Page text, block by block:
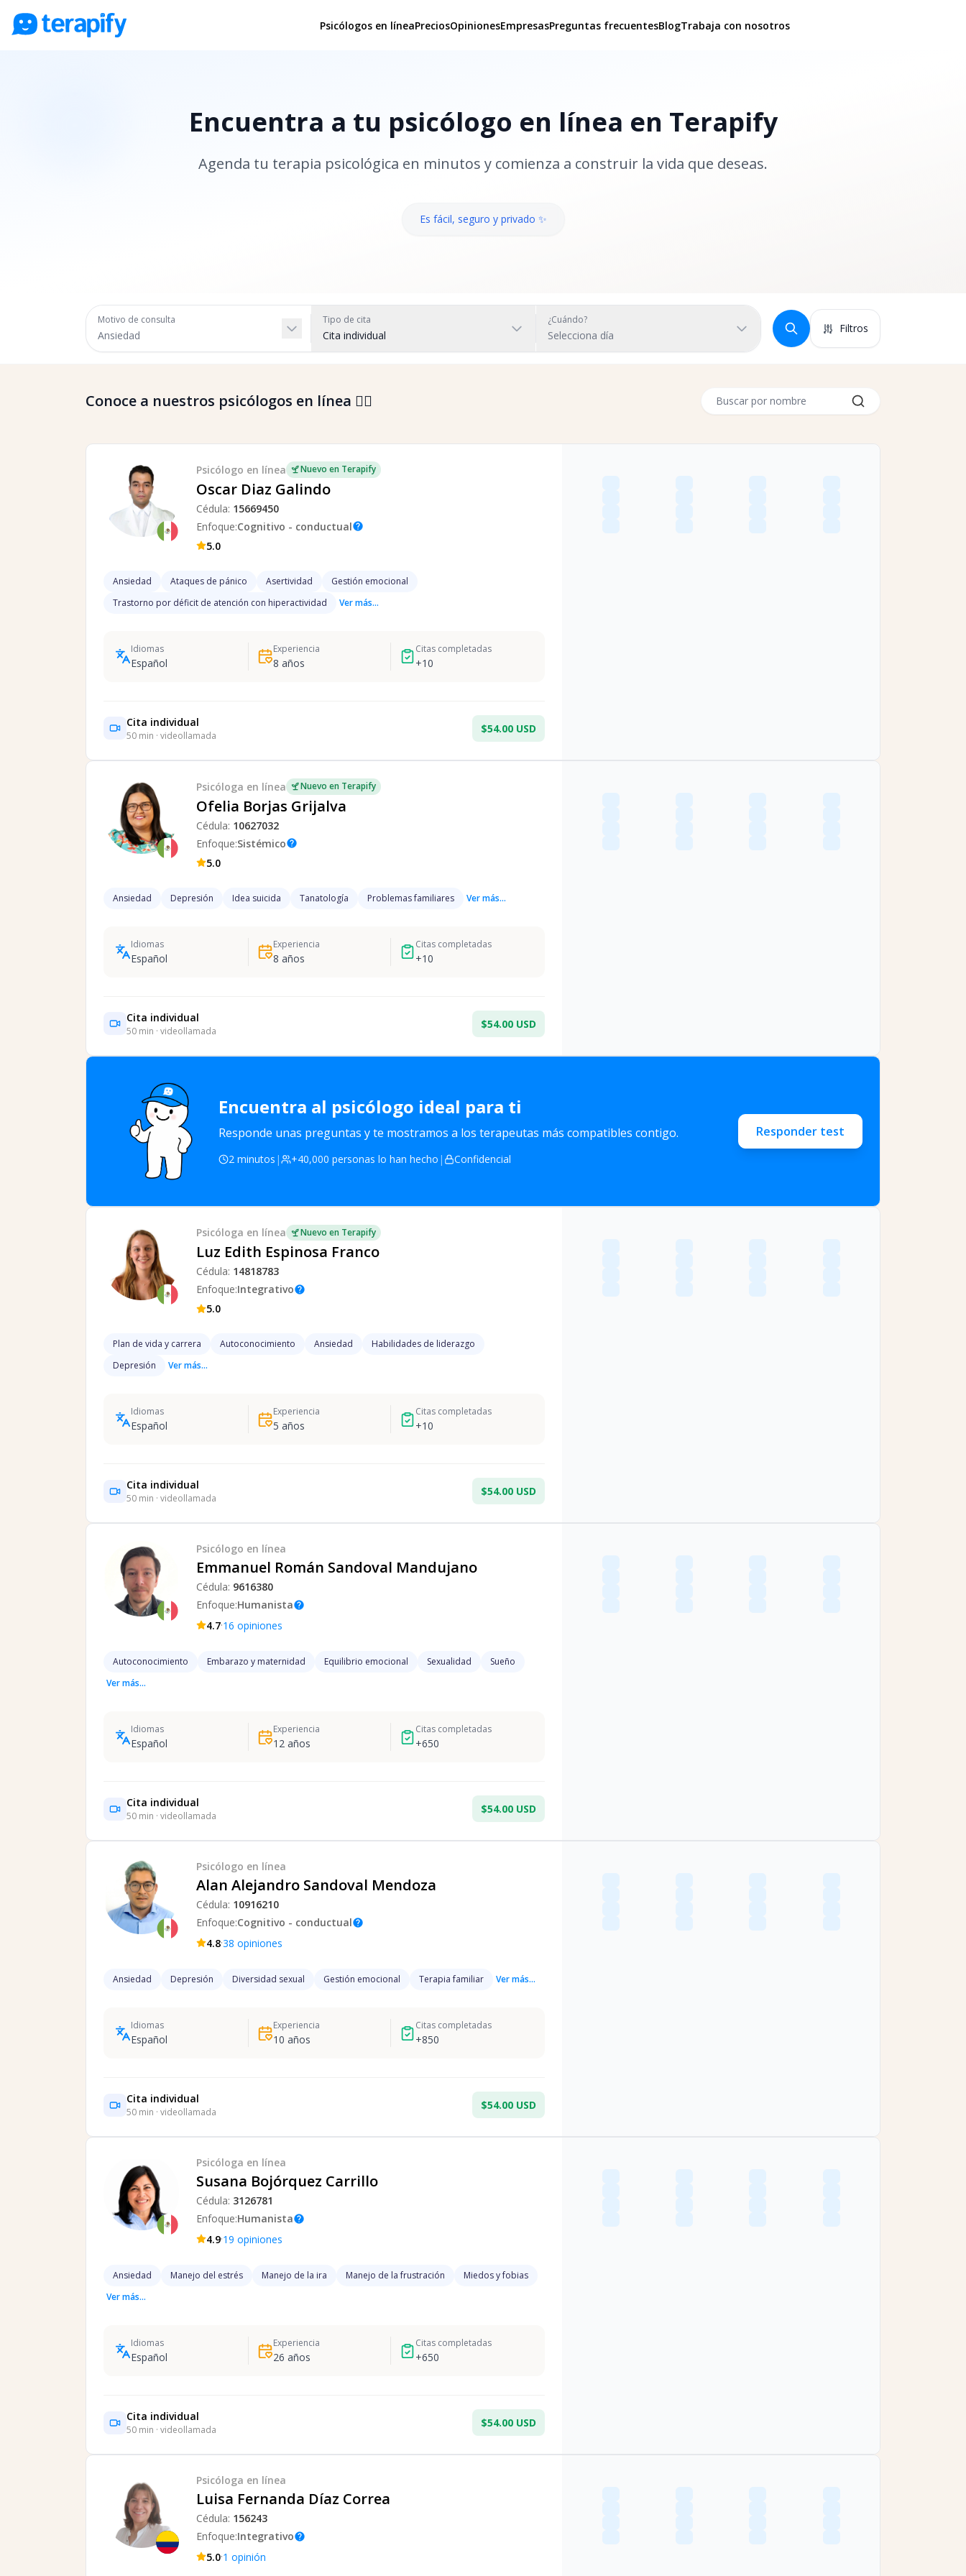
Psicólogos en líneaPreciosOpinionesEmpresasPreguntas frecuentesBlogTrabaja con nosotros
Encuentra a tu psicólogo en línea en Terapify
Agenda tu terapia psicológica en minutos y comienza a construir la vida que deseas.
Es fácil, seguro y privado ✨
Motivo de consulta Tipo de cita
Cita individual
¿Cuándo?
Selecciona día
Filtros
Conoce a nuestros psicólogos en línea 👇🏼 Buscar por nombre
Psicólogo en línea Nuevo en Terapify
Oscar Diaz Galindo
Cédula: 15669450
Enfoque:Cognitivo - conductualhelp
5.0
Ansiedad Ataques de pánico Asertividad
Gestión emocional
Trastorno por déficit de atención con hiperactividad
Ver más...
Idiomas
Español
Experiencia
8 años
Citas completadas
+10
Cita individual
50 min · videollamada
$54.00 USD
Psicóloga en línea Nuevo en Terapify
Ofelia Borjas Grijalva
Cédula: 10627032
Enfoque:Sistémicohelp
5.0
Ansiedad Depresión Idea suicida Tanatología Problemas familiares Ver más...
Idiomas
Español
Experiencia
8 años
Citas completadas
+10
Cita individual
50 min · videollamada
$54.00 USD
Encuentra al psicólogo ideal para ti
Responde unas preguntas y te mostramos a los terapeutas más compatibles contigo.
2 minutos | +40,000 personas lo han hecho | Confidencial
Responder test
Psicóloga en línea Nuevo en Terapify
Luz Edith Espinosa Franco
Cédula: 14818783
Enfoque:Integrativohelp
5.0
Plan de vida y carrera Autoconocimiento Ansiedad
Habilidades de liderazgo
Depresión
Ver más...
Idiomas
Español
Experiencia
5 años
Citas completadas
+10
Cita individual
50 min · videollamada
$54.00 USD
Psicólogo en línea
Emmanuel Román Sandoval Mandujano
Cédula: 9616380
Enfoque:Humanistahelp
4.7·16 opiniones
Autoconocimiento Embarazo y maternidad Equilibrio emocional Sexualidad
Sueño
Ver más...
Idiomas
Español
Experiencia
12 años
Citas completadas
+650
Cita individual
50 min · videollamada
$54.00 USD
Psicólogo en línea
Alan Alejandro Sandoval Mendoza
Cédula: 10916210
Enfoque:Cognitivo - conductualhelp
4.8·38 opiniones
Ansiedad Depresión Diversidad sexual Gestión emocional Terapia familiar Ver más...
Idiomas
Español
Experiencia
10 años
Citas completadas
+850
Cita individual
50 min · videollamada
$54.00 USD
Psicóloga en línea
Susana Bojórquez Carrillo
Cédula: 3126781
Enfoque:Humanistahelp
4.9·19 opiniones
Ansiedad Manejo del estrés Manejo de la ira Manejo de la frustración
Miedos y fobias
Ver más...
Idiomas
Español
Experiencia
26 años
Citas completadas
+650
Cita individual
50 min · videollamada
$54.00 USD
Psicóloga en línea
Luisa Fernanda Díaz Correa
Cédula: 156243
Enfoque:Integrativohelp
5.0·1 opinión